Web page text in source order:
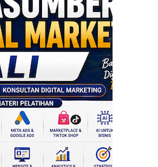
Marketing
Lokal
Strategi
dan
hanya dikenal